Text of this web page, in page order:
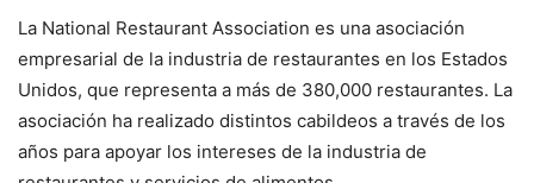
La National Restaurant Association es una asociación
empresarial de la industria de restaurantes en los Estados
Unidos, que representa a más de 380,000 restaurantes. La
asociación ha realizado distintos cabildeos a través de los
años para apoyar los intereses de la industria de